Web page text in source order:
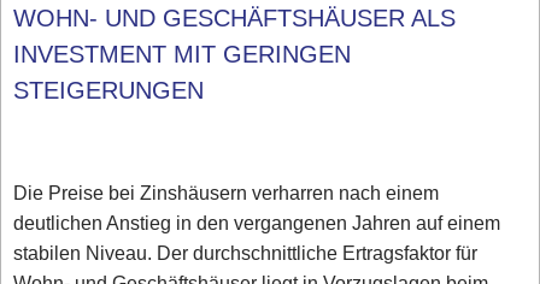
WOHN- UND GESCHÄFTSHÄUSER ALS
INVESTMENT MIT GERINGEN
STEIGERUNGEN
Die Preise bei Zinshäusern verharren nach einem
deutlichen Anstieg in den vergangenen Jahren auf einem
stabilen Niveau. Der durchschnittliche Ertragsfaktor für